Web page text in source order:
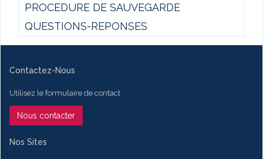
PROCEDURE DE SAUVEGARDE
QUESTIONS-REPONSES
Contactez-Nous
Utilisez le formulaire de contact
Nous contacter
Nos Sites